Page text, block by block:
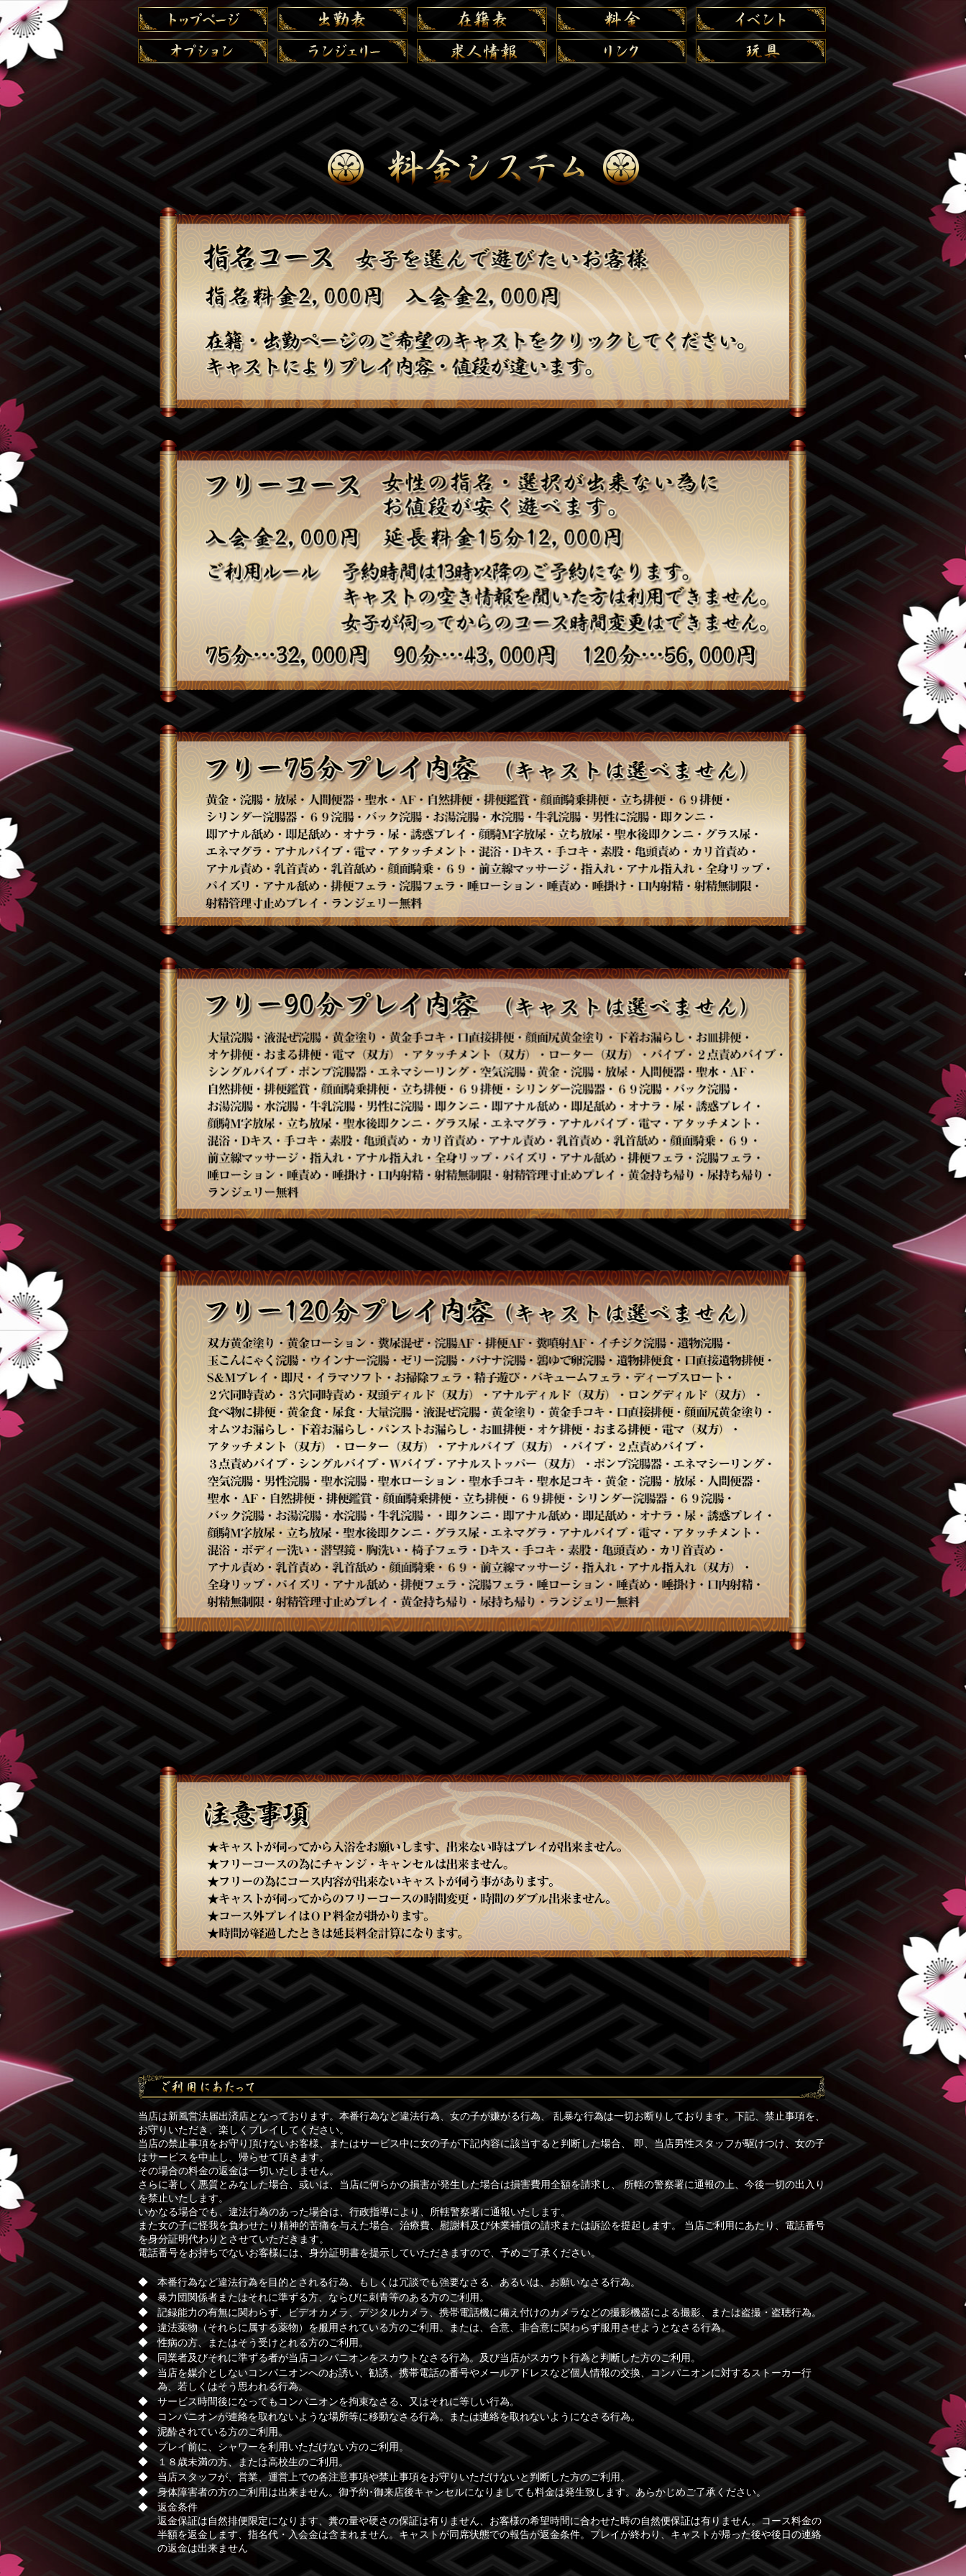
当店は新風営法届出済店となっております。本番行為など違法行為、女の子が嫌がる行為、 乱暴な行為は一切お断りしております。下記、禁止事項を、
お守りいただき、楽しくプレイしてください。
当店の禁止事項をお守り頂けないお客様、またはサービス中に女の子が下記内容に該当すると判断した場合、 即、当店男性スタッフが駆けつけ、女の子
はサービスを中止し、帰らせて頂きます。
その場合の料金の返金は一切いたしません。
さらに著しく悪質とみなした場合、或いは、当店に何らかの損害が発生した場合は損害費用全額を請求し、 所轄の警察署に通報の上、今後一切の出入り
を禁止いたします。
いかなる場合でも、違法行為のあった場合は、行政指導により、所轄警察署に通報いたします。
また女の子に怪我を負わせたり精神的苦痛を与えた場合、治療費、慰謝料及び休業補償の請求または訴訟を提起します。 当店ご利用にあたり、電話番号
を身分証明代わりとさせていただきます。
電話番号をお持ちでないお客様には、身分証明書を提示していただきますので、予めご了承ください。
本番行為など違法行為を目的とされる行為、もしくは冗談でも強要なさる、あるいは、お願いなさる行為。
暴力団関係者またはそれに準ずる方、ならびに刺青等のある方のご利用。
記録能力の有無に関わらず、ビデオカメラ、デジタルカメラ、携帯電話機に備え付けのカメラなどの撮影機器による撮影、または盗撮・盗聴行為。
違法薬物（それらに属する薬物）を服用されている方のご利用。または、合意、非合意に関わらず服用させようとなさる行為。
性病の方、またはそう受けとれる方のご利用。
同業者及びそれに準ずる者が当店コンパニオンをスカウトなさる行為。及び当店がスカウト行為と判断した方のご利用。
当店を媒介としないコンパニオンへのお誘い、勧誘、携帯電話の番号やメールアドレスなど個人情報の交換、コンパニオンに対するストーカー行
為、若しくはそう思われる行為。
サービス時間後になってもコンパニオンを拘束なさる、又はそれに等しい行為。
コンパニオンが連絡を取れないような場所等に移動なさる行為。または連絡を取れないようになさる行為。
泥酔されている方のご利用。
プレイ前に、シャワーを利用いただけない方のご利用。
１８歳未満の方、または高校生のご利用。
当店スタッフが、営業、運営上での各注意事項や禁止事項をお守りいただけないと判断した方のご利用。
身体障害者の方のご利用は出来ません。御予約･御来店後キャンセルになりましても料金は発生致します。あらかじめご了承ください。
返金条件
返金保証は自然排便限定になります、糞の量や硬さの保証は有りません、お客様の希望時間に合わせた時の自然便保証は有りません。コース料金の
半額を返金します、指名代・入会金は含まれません。キャストが同席状態での報告が返金条件。プレイが終わり、キャストが帰った後や後日の連絡
の返金は出来ません